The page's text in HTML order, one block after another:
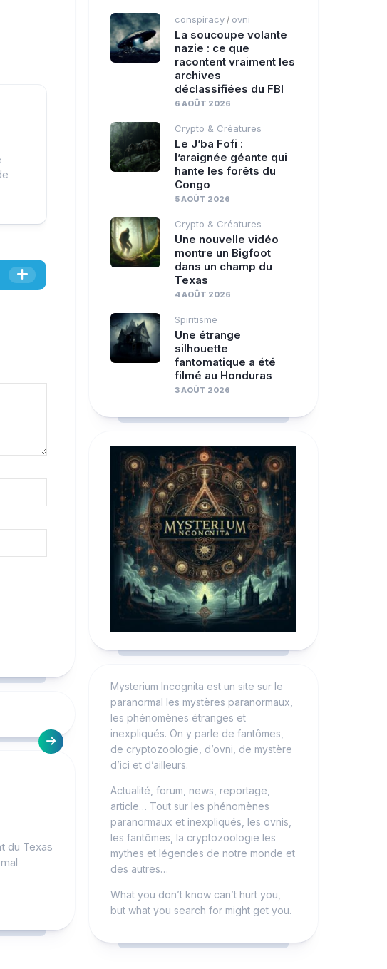
du Texas
conspiracy / ovni
La soucoupe volante
nazie : ce que
racontent vraiment les
archives
déclassifiées du FBI
6 AOÛT 2026
Crypto & Créatures
Le J’ba Fofi :
l’araignée géante qui
hante les forêts du
Congo
5 AOÛT 2026
Crypto & Créatures
Une nouvelle vidéo
montre un Bigfoot
dans un champ du
Texas
4 AOÛT 2026
Spiritisme
Une étrange
silhouette
fantomatique a été
filmé au Honduras
3 AOÛT 2026
Mysterium Incognita est un site sur le
paranormal les mystères paranormaux,
les phénomènes étranges et
inexpliqués. On y parle de fantômes,
de cryptozoologie, d’ovni, de mystère
d’ici et d’ailleurs.
Actualité, forum, news, reportage,
article… Tout sur les phénomènes
paranormaux et inexpliqués, les ovnis,
les fantômes, la cryptozoologie les
mythes et légendes de notre monde et
des autres…
What you don’t know can’t hurt you,
but what you search for might get you.